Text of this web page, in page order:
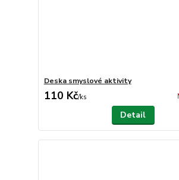
Deska smyslové aktivity
110 Kč/ks
Detail